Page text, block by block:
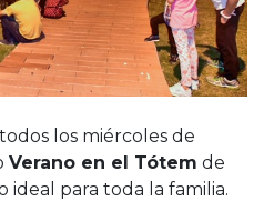
los miércoles de
Verano en el Tótem de
para toda la familia.